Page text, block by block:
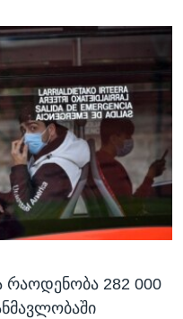
რაოდენობა 282 000